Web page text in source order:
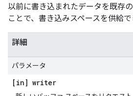
以前に書き込まれたデータを既存
ことで、書き込みスペースを供給で
詳細
パラメータ
[in] writer